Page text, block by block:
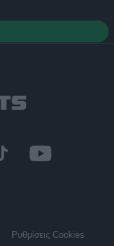
Ρυθμίσεις Cookies